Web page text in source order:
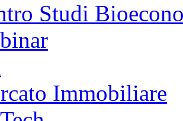
Studi
Immobiliare